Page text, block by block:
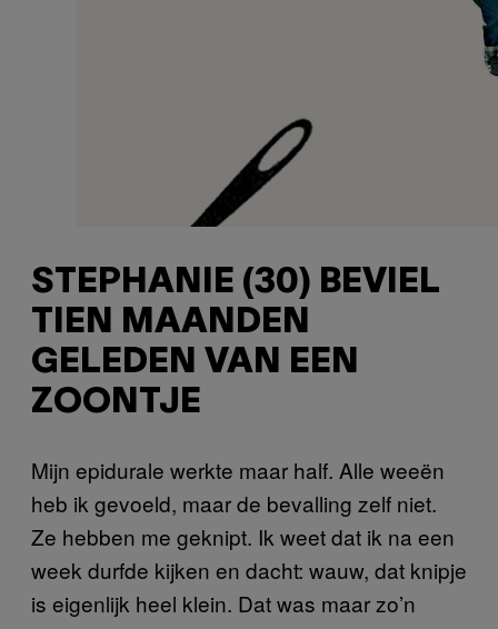
STEPHANIE (30) BEVIEL
TIEN MAANDEN
GELEDEN VAN EEN
ZOONTJE
Mijn epidurale werkte maar half. Alle weeën
heb ik gevoeld, maar de bevalling zelf niet.
Ze hebben me geknipt. Ik weet dat ik na een
week durfde kijken en dacht: wauw, dat knipje
is eigenlijk heel klein. Dat was maar zo’n